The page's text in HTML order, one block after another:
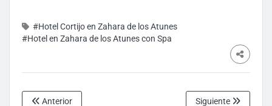
#Hotel Cortijo en Zahara de los Atunes
#Hotel en Zahara de los Atunes con Spa
Anterior Siguiente